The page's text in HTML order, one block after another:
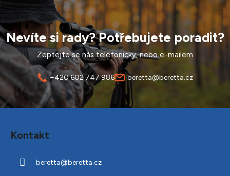
Nevíte si rady? Potřebujete poradit?
Zeptejte se nás telefonicky, nebo e-mailem
+420 602 747 986 beretta@beretta.cz
Kontakt
beretta@beretta.cz